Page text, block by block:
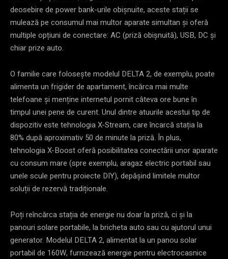
deosebire de power bank-urile obișnuite, aceste stații se
mulează pe consumul mai multor aparate simultan și oferă
multiple opțiuni de conectare: AC (priză obișnuită), USB, DC și
chiar prize auto.
O familie care folosește modelul DELTA 2, de exemplu, poate
alimenta un frigider de apartament, încărca mai multe
telefoane și menține internetul pornit câteva ore bune în
timpul unei pene de curent. Unul dintre atuurile acestui tip de
dispozitiv este tehnologia X-Stream, care încarcă stația la
80% după aproximativ 50 de minute la priză. În plus,
tehnologia X-Boost oferă posibilitatea conectării unor aparate
cu consum mare (spre exemplu, aragaz electric portabil sau
unele scule pentru proiecte DIY), depășind limitele multor
soluții de rezervă tradiționale.
Poți reîncărca stația de energie nu doar la priză, ci și la
panouri solare portabile, la bricheta auto sau cu ajutorul unui
generator. Modelul DELTA 2, alimentat la un panou solar
portabil de 160W, furnizează energie pentru electrocasnice